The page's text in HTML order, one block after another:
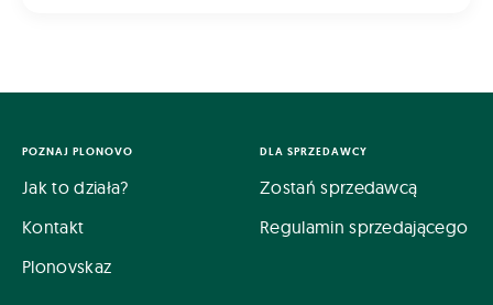
POZNAJ PLONOVO
Jak to działa?
Kontakt
Plonovskaz
DLA SPRZEDAWCY
Zostań sprzedawcą
Regulamin sprzedającego